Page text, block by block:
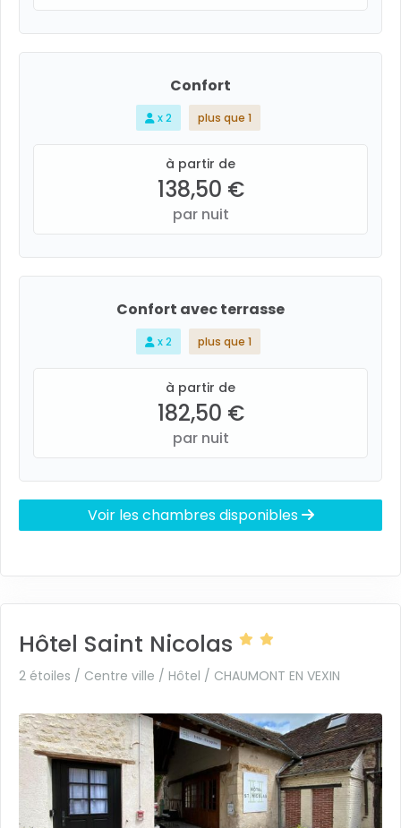
Confort
x 2 plus que 1
à partir de
138,50 €
par nuit
Confort avec terrasse
x 2 plus que 1
à partir de
182,50 €
par nuit
Voir les chambres disponibles
Hôtel Saint Nicolas
2 étoiles / Centre ville / Hôtel / CHAUMONT EN VEXIN